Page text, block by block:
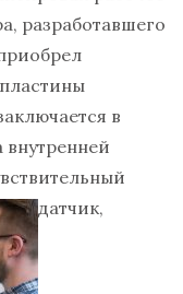
разработавшего
в
внутренней
датчик,